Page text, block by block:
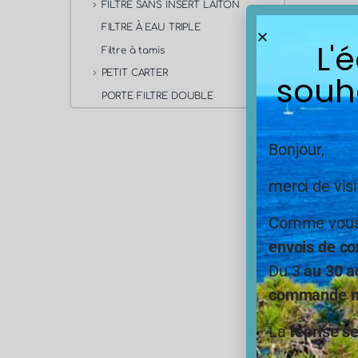
FILTRE SANS INSERT LAITON
FILTRE À EAU TRIPLE
Filtre à tamis
PETIT CARTER
PORTE FILTRE DOUBLE
Bonjour,
merci de
Comme
envois de
Du 3au 30
commande
Lareprise